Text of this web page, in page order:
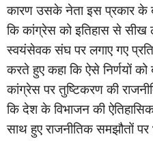
कारणउसकेनेताइसप्रकारके
किकांग्रेसकोइतिहाससेसीख
स्वयंसेवकसंघपरलगाएगए
करतेहुएकहाकिऐसेनिर्णयोंको
कांग्रेसपरतुष्टिकरणकी
किदेशकेविभाजनकी
साथहुएराजनीतिकसमझौतोंपर